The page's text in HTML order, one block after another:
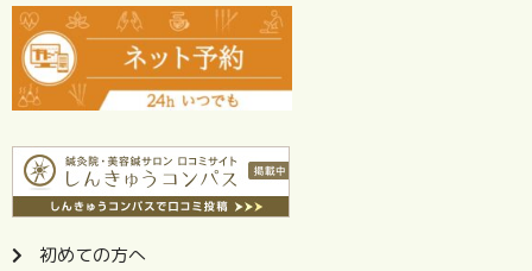
初めての方へ